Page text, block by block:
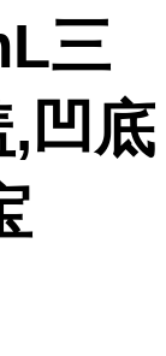
三
凹底